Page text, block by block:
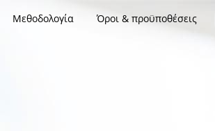
Μεθοδολογία Όροι & προϋποθέσεις